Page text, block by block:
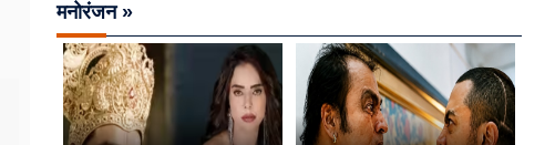
मनोरंजन »